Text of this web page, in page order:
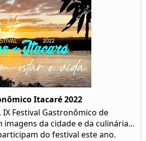
Itacaré 2022
Festival Gastronômico de
da cidade e da culinária...
do festival este ano.